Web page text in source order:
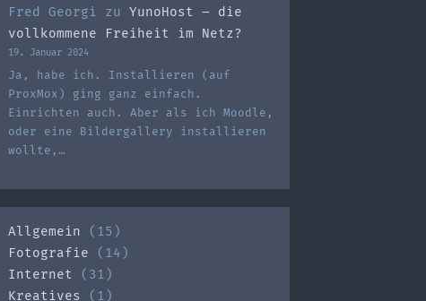
Fred Georgi zu YunoHost – die
vollkommene Freiheit im Netz?
19. Januar 2024
Ja, habe ich. Installieren (auf
ProxMox) ging ganz einfach.
Einrichten auch. Aber als ich Moodle,
oder eine Bildergallery installieren
wollte,…
Allgemein (15)
Fotografie (14)
Internet (31)
Kreatives
(1)